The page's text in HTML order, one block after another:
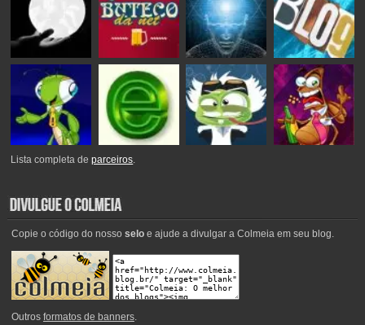
Lista completa deparceiros.
Copie o código do nosso seloe ajude a divulgar a Colmeia em seu blog.
Outros formatos de banners.